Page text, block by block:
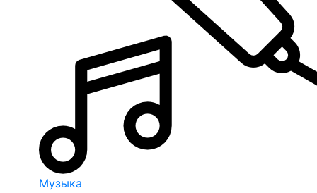
Музыка